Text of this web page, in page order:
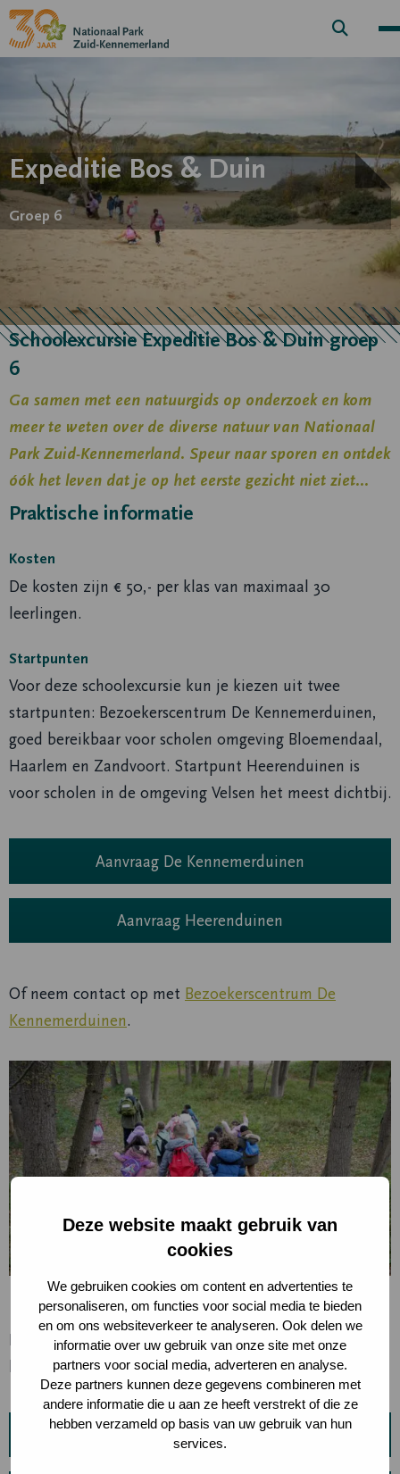
Deze website maakt gebruik van
cookies
We gebruiken cookies om content en advertenties te
personaliseren, om functies voor social media te bieden
en om ons websiteverkeer te analyseren. Ook delen we
informatie over uw gebruik van onze site met onze
partners voor social media, adverteren en analyse.
Deze partners kunnen deze gegevens combineren met
andere informatie die u aan ze heeft verstrekt of die ze
hebben verzameld op basis van uw gebruik van hun
services.
Zoek
Expeditie Bos & Duin
Groep 6
Schoolexcursie Expeditie Bos & Duin groep
6
Ga samen met een natuurgids op onderzoek en kom
meer te weten over de diverse natuur van Nationaal
Park Zuid-Kennemerland. Speur naar sporen en ontdek
óók het leven dat je op het eerste gezicht niet ziet…
Praktische informatie
Kosten
De kosten zijn € 50,- per klas van maximaal 30
leerlingen.
Startpunten
Voor deze schoolexcursie kun je kiezen uit twee
startpunten: Bezoekerscentrum De Kennemerduinen,
goed bereikbaar voor scholen omgeving Bloemendaal,
Haarlem en Zandvoort. Startpunt Heerenduinen is
voor scholen in de omgeving Velsen het meest dichtbij.
Aanvraag De Kennemerduinen
Aanvraag Heerenduinen
Of neem contact op met Bezoekerscentrum De
Kennemerduinen.
Leerkrachtenhandleiding
Download hieronder de leerkrachtenhandleiding voor
het door jou gekozen startpunt:
Startpunt De Kennemerduinen